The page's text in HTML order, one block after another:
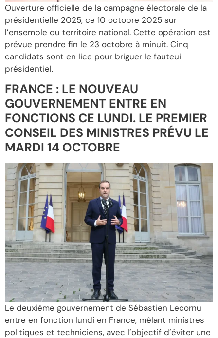
Ouverture officielle de la campagne électorale de la
présidentielle 2025, ce 10 octobre 2025 sur
l’ensemble du territoire national. Cette opération est
prévue prendre fin le 23 octobre à minuit. Cinq
candidats sont en lice pour briguer le fauteuil
présidentiel.
FRANCE : LE NOUVEAU
GOUVERNEMENT ENTRE EN
FONCTIONS CE LUNDI. LE PREMIER
CONSEIL DES MINISTRES PRÉVU LE
MARDI 14 OCTOBRE
Le deuxième gouvernement de Sébastien Lecornu
entre en fonction lundi en France, mêlant ministres
politiques et techniciens, avec l’objectif d’éviter une